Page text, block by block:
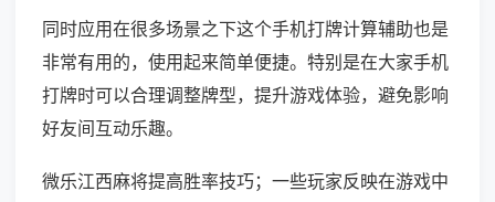
同时应用在很多场景之下这个手机打牌计算辅助也是
非常有用的，使用起来简单便捷。特别是在大家手机
打牌时可以合理调整牌型，提升游戏体验，避免影响
好友间互动乐趣。
微乐江西麻将提高胜率技巧；一些玩家反映在游戏中